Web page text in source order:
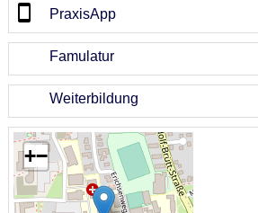
PraxisApp
Famulatur
Weiterbildung
+−